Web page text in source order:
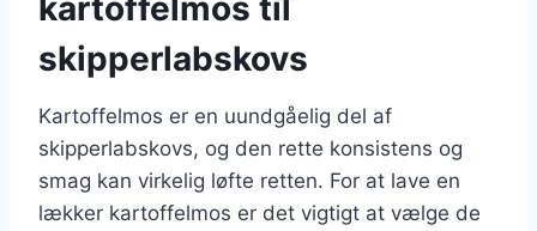
skipperlabskovs
Kartoffelmos er en uundgåelig del af
skipperlabskovs, og den rette konsistens og
smag kan virkelig løfte retten. For at lave en
lækker kartoffelmos er det vigtigt at vælge de